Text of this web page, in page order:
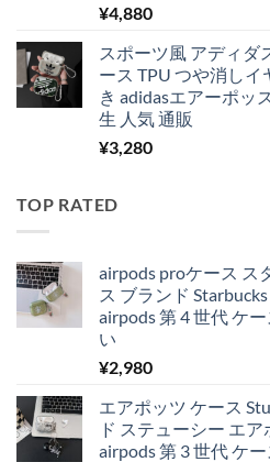
¥4,880
スポーツ風 アディダ
ース TPU つや消し
き adidasエアーポッ
生 人気 通販
¥3,280
TOP RATED
airpods proケース ス
ス ブランド
airpods 第 4 世代 ケ
い
¥2,980
エアポッツ ケース
ド ステューシー エ
airpods 第 3 世代 ケ